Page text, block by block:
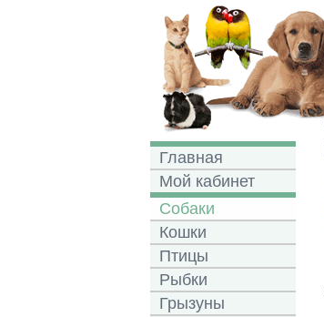
Главная
Мой кабинет
Собаки
Кошки
Птицы
Рыбки
Грызуны